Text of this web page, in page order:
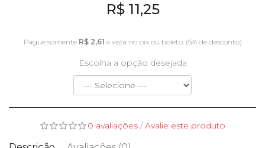
R$ 11,25
Pague somente R$ 2,61 à vista no pix ou boleto. (5% de desconto)
Escolha a opção desejada
0 avaliações/Avalie este produto